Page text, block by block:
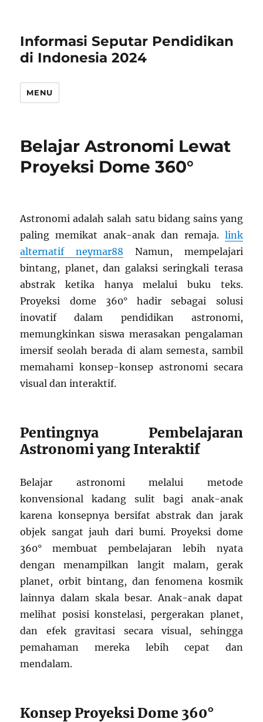
Informasi Seputar Pendidikan
di Indonesia 2024
MENU
Belajar Astronomi Lewat
Proyeksi Dome 360°
Astronomi adalah salah satu bidang sains yang
paling memikat anak-anak dan remaja. link
alternatif neymar88 Namun, mempelajari
bintang, planet, dan galaksi seringkali terasa
abstrak ketika hanya melalui buku teks.
Proyeksi dome 360° hadir sebagai solusi
inovatif dalam pendidikan astronomi,
memungkinkan siswa merasakan pengalaman
imersif seolah berada di alam semesta, sambil
memahami konsep-konsep astronomi secara
visual dan interaktif.
Pentingnya Pembelajaran
Astronomi yang Interaktif
Belajar astronomi melalui metode
konvensional kadang sulit bagi anak-anak
karena konsepnya bersifat abstrak dan jarak
objek sangat jauh dari bumi. Proyeksi dome
360° membuat pembelajaran lebih nyata
dengan menampilkan langit malam, gerak
planet, orbit bintang, dan fenomena kosmik
lainnya dalam skala besar. Anak-anak dapat
melihat posisi konstelasi, pergerakan planet,
dan efek gravitasi secara visual, sehingga
pemahaman mereka lebih cepat dan
mendalam.
Konsep Proyeksi Dome 360°